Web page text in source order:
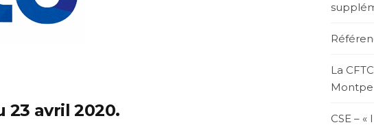
23 avril 2020.
La
CSE –